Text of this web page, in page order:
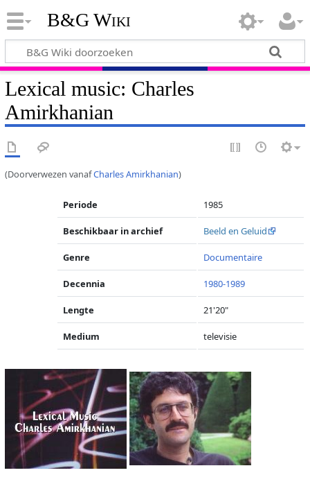
B&G Wiki
Lexical music: Charles
Amirkhanian
(Doorverwezen vanafCharles Amirkhanian)
Periode 1985
Beschikbaar in archief Beeld en Geluid
Genre Documentaire
Decennia 1980-1989
Lengte 21'20"
Medium televisie